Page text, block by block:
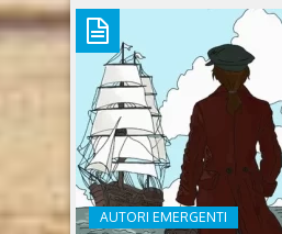
AUTORI EMERGENTI